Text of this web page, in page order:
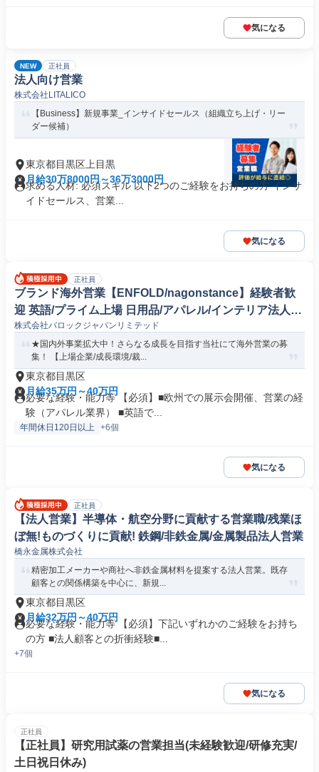
気になる
NEW 正社員
法人向け営業
株式会社LITALICO
【Business】新規事業_インサイドセールス（組織立ち上げ・リー
ダー候補）
東京都目黒区上目黒
月給30万8000円～36万3000円
求める人材: 必須スキル 以下2つのご経験をお持ちの方 インサ
イドセールス、営業...
気になる
正社員
ブランド海外営業【ENFOLD/nagonstance】経験者歓
迎 英語/プライム上場 日用品/アパレル/インテリア法人営
業
株式会社バロックジャパンリミテッド
★国内外事業拡大中！さらなる成長を目指す当社にて海外営業の募
集！ 【上場企業/成長環境/裁...
東京都目黒区
月給35万円～40万円
必要な経験・能力等 【必須】■欧州での展示会開催、営業の経
験（アパレル業界） ■英語で...
年間休日120日以上 +6個
気になる
正社員
【法人営業】半導体・航空分野に貢献する営業職/残業ほ
ぼ無!ものづくりに貢献! 鉄鋼/非鉄金属/金属製品法人営業
橋永金属株式会社
精密加工メーカーや商社へ非鉄金属材料を提案する法人営業。既存
顧客との関係構築を中心に、新規...
東京都目黒区
月給32万円～40万円
必要な経験・能力等 【必須】下記いずれかのご経験をお持ち
の方 ■法人顧客との折衝経験■...
+7個
気になる
正社員
【正社員】研究用試薬の営業担当(未経験歓迎/研修充実/
土日祝日休み)